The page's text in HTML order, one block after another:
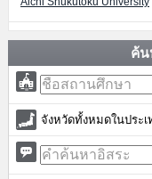
ค้น
จังหวัดทั้งหมดในประ